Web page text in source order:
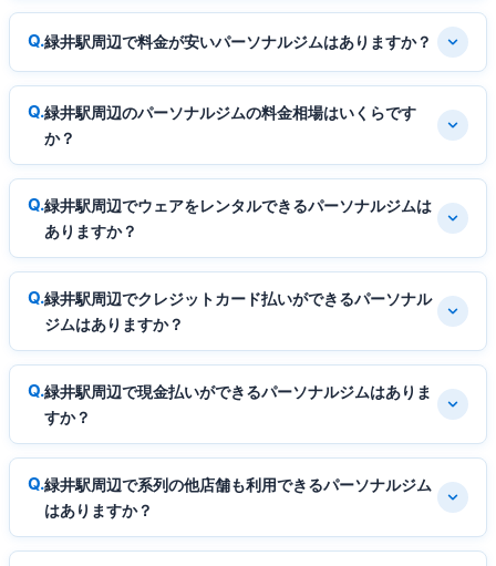
緑井駅周辺で料金が安いパーソナルジムはありますか？
緑井駅周辺のパーソナルジムの料金相場はいくらです
か？
緑井駅周辺でウェアをレンタルできるパーソナルジムは
ありますか？
緑井駅周辺でクレジットカード払いができるパーソナル
ジムはありますか？
緑井駅周辺で現金払いができるパーソナルジムはありま
すか？
緑井駅周辺で系列の他店舗も利用できるパーソナルジム
はありますか？